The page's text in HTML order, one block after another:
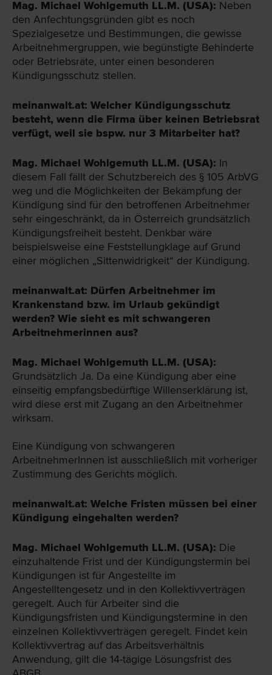
Mag. Michael Wohlgemuth LL.M. (USA): Neben
den Anfechtungsgründen gibt es noch
Spezialgesetze und Bestimmungen, die gewisse
Arbeitnehmergruppen, wie begünstigte Behinderte
oder Betriebsräte, unter einen besonderen
Kündigungsschutz stellen.
meinanwalt.at: Welcher Kündigungsschutz
besteht, wenn die Firma über keinen Betriebsrat
verfügt, weil sie bspw. nur 3 Mitarbeiter hat?
Mag. Michael Wohlgemuth LL.M. (USA): In
diesem Fall fällt der Schutzbereich des § 105 ArbVG
weg und die Möglichkeiten der Bekämpfung der
Kündigung sind für den betroffenen Arbeitnehmer
sehr eingeschränkt, da in Österreich grundsätzlich
Kündigungsfreiheit besteht. Denkbar wäre
beispielsweise eine Feststellungklage auf Grund
einer möglichen „Sittenwidrigkeit“ der Kündigung.
meinanwalt.at: Dürfen Arbeitnehmer im
Krankenstand bzw. im Urlaub gekündigt
werden? Wie sieht es mit schwangeren
Arbeitnehmerinnen aus?
Mag. Michael Wohlgemuth LL.M. (USA):
Grundsätzlich Ja. Da eine Kündigung aber eine
einseitig empfangsbedürftige Willenserklärung ist,
wird diese erst mit Zugang an den Arbeitnehmer
wirksam.
Eine Kündigung von schwangeren
ArbeitnehmerInnen ist ausschließlich mit vorheriger
Zustimmung des Gerichts möglich.
meinanwalt.at: Welche Fristen müssen bei einer
Kündigung eingehalten werden?
Mag. Michael Wohlgemuth LL.M. (USA): Die
einzuhaltende Frist und der Kündigungstermin bei
Kündigungen ist für Angestellte im
Angestelltengesetz und in den Kollektivverträgen
geregelt. Auch für Arbeiter sind die
Kündigungsfristen und Kündigungstermine in den
einzelnen Kollektivverträgen geregelt. Findet kein
Kollektivvertrag auf das Arbeitsverhältnis
Anwendung, gilt die 14-tägige Lösungsfrist des